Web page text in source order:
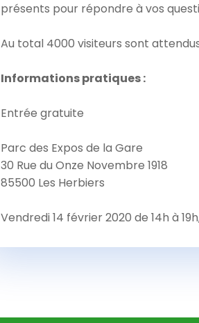
présents pour répondre à vos
Au total 4000 visiteurs sont
Informations pratiques :
Entrée gratuite
Parc des Expos de la Gare
30 Rue du Onze Novembre 1918
85500 Les Herbiers
Vendredi 14 février 2020 de 14h à